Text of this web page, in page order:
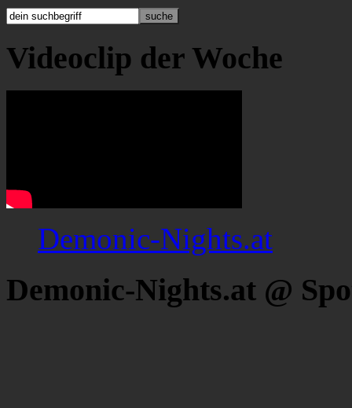
Videoclip der Woche
Demonic-Nights.at
Demonic-Nights.at @